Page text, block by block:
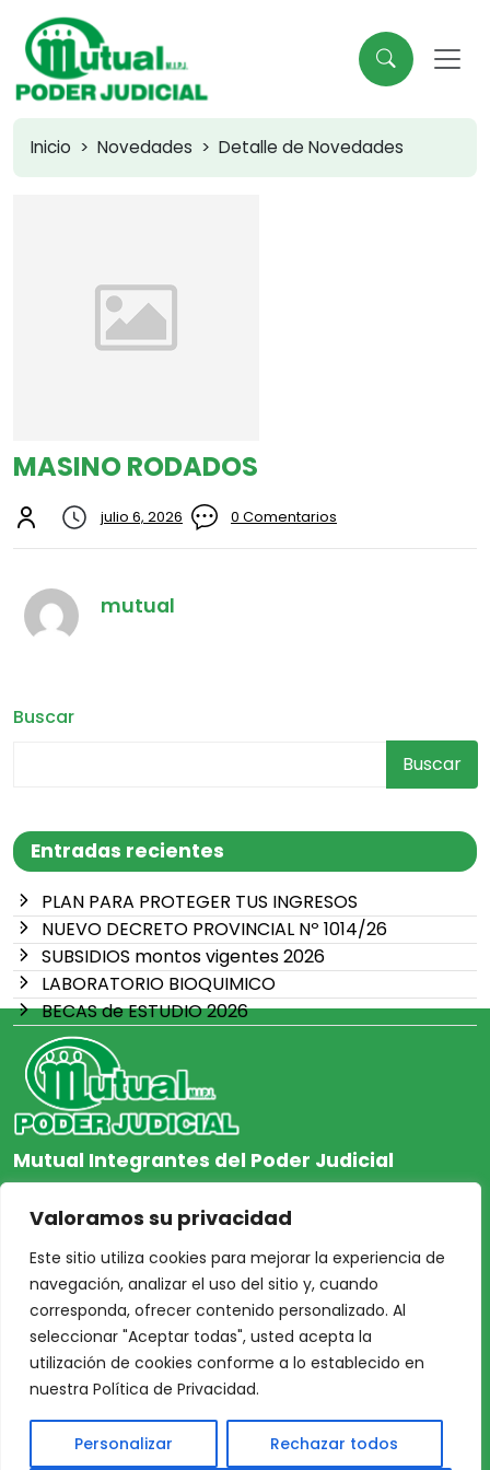
Valoramos su privacidad
Este sitio utiliza cookies para mejorar la experiencia de
navegación, analizar el uso del sitio y, cuando
corresponda, ofrecer contenido personalizado. Al
seleccionar "Aceptar todas", usted acepta la
utilización de cookies conforme a lo establecido en
nuestra Política de Privacidad.
Personalizar Rechazar todos
Buscar
Buscar
Entradas recientes
PLAN PARA PROTEGER TUS INGRESOS
NUEVO DECRETO PROVINCIAL Nº 1014/26
SUBSIDIOS montos vigentes 2026
LABORATORIO BIOQUIMICO
BECAS de ESTUDIO 2026
Inicio Novedades Detalle de Novedades
MASINO RODADOS
julio 6, 2026 0 Comentarios
mutual
Mutual Integrantes del Poder Judicial
afiliacion@mjpj.org.ar
+54 9 342 467-4510
NOSOTROS
Inicio
Acceso Asociados
Nosotros
CENTRO DE AYUDA
Protección de Datos
Personales